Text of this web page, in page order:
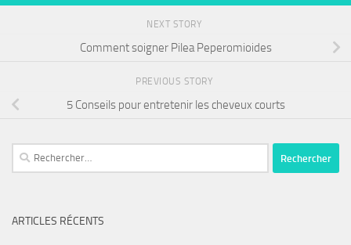
NEXT STORY
Comment soigner Pilea Peperomioides
PREVIOUS STORY
5 Conseils pour entretenir les cheveux courts
ARTICLES RÉCENTS